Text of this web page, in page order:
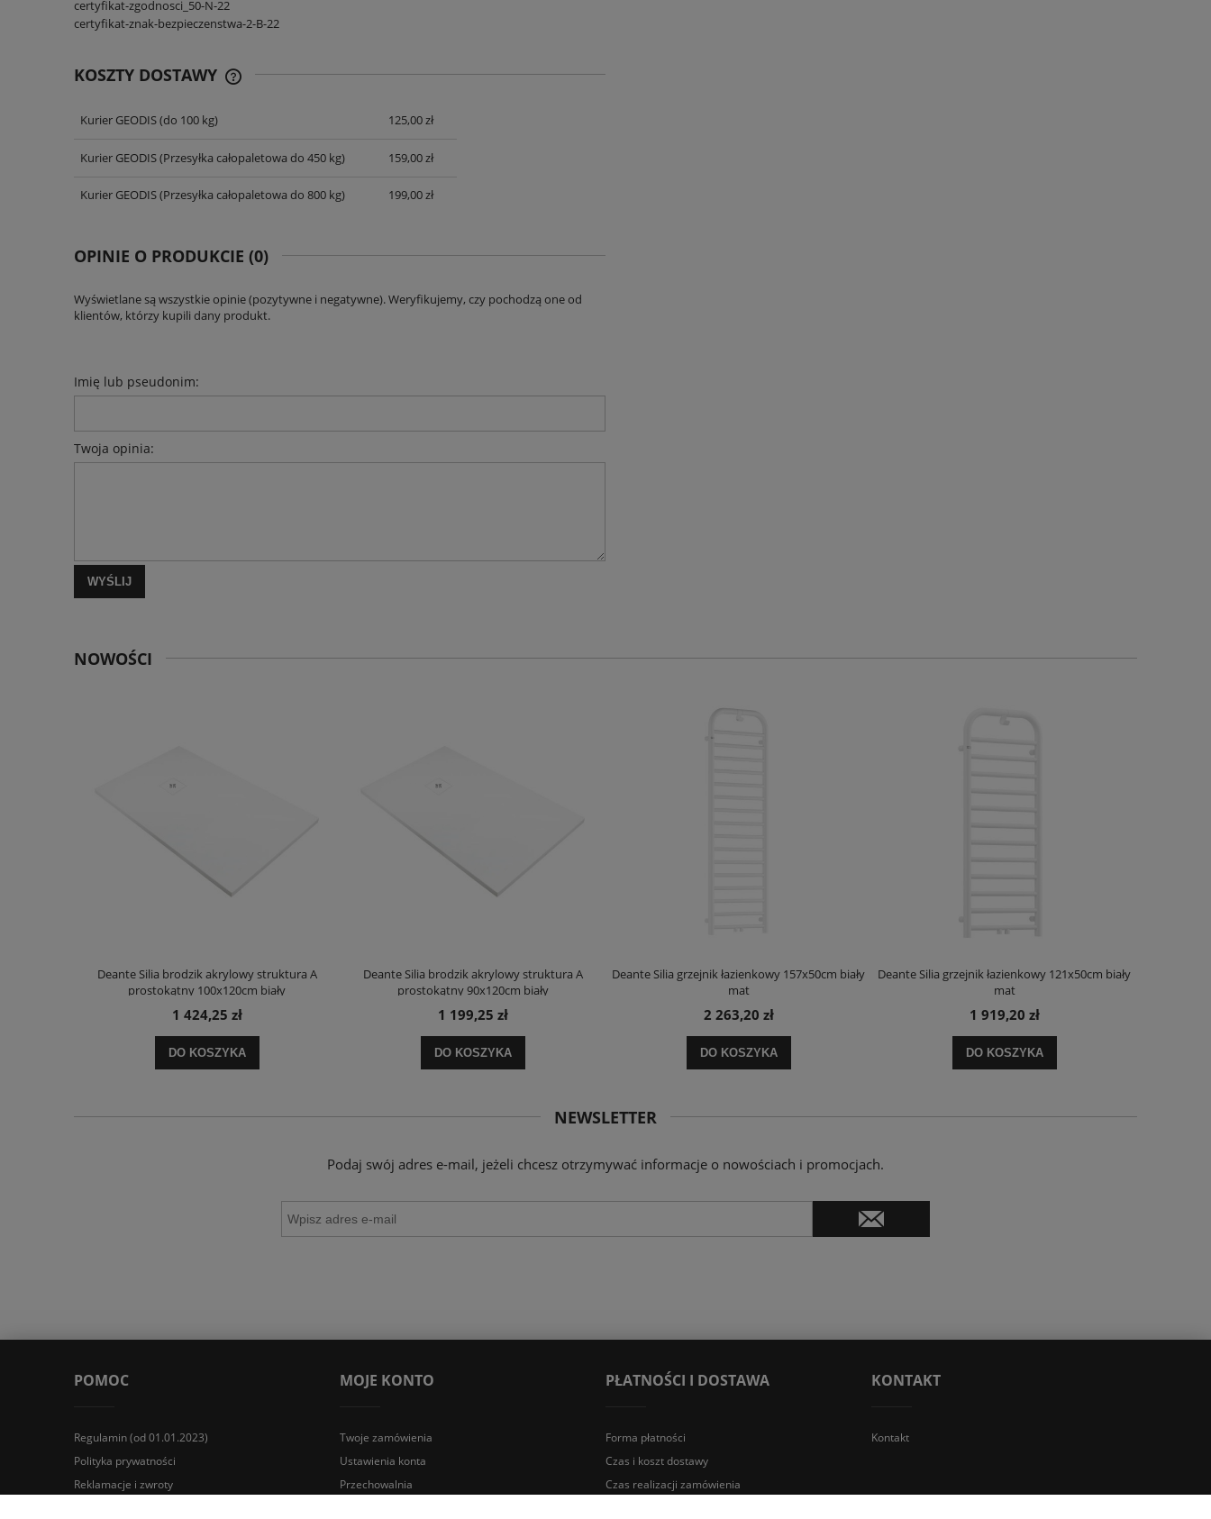
certyfikat-zgodnosci_50-N-22
certyfikat-znak-bezpieczenstwa-2-B-22
KOSZTY DOSTAWY
CENA NIE ZAWIERA EWENTUALNYCH
Kurier GEODIS(do 100 kg) 125,00 zł
Kurier GEODIS(Przesyłka całopaletowa do 450 kg) 159,00 zł
Kurier GEODIS(Przesyłka całopaletowa do 800 kg) 199,00 zł
OPINIE O PRODUKCIE (0)
Wyświetlane są wszystkie opinie (pozytywne i negatywne). Weryfikujemy, czy pochodzą one od
klientów, którzy kupili dany produkt.
Imię lub pseudonim:
Twoja opinia:
WYŚLIJ
NOWOŚCI
Deante Silia brodzik akrylowy struktura A
prostokątny 100x120cm biały
1 424,25 zł
DO KOSZYKA
Deante Silia brodzik akrylowy struktura A
prostokątny 90x120cm biały
1 199,25 zł
DO KOSZYKA
Deante Silia grzejnik łazienkowy 157x50cm biały
mat
2 263,20 zł
DO KOSZYKA
Deante Silia grzejnik łazienkowy 121x50cm biały
mat
1 919,20 zł
DO KOSZYKA
NEWSLETTER
Podaj swój adres e-mail, jeżeli chcesz otrzymywać informacje o nowościach i promocjach.
POMOC
Regulamin (od 01.01.2023)
Polityka prywatności
Reklamacje i zwroty
MOJE KONTO
Twoje zamówienia
Ustawienia konta
Przechowalnia
PŁATNOŚCI I DOSTAWA
Forma płatności
Czas i koszt dostawy
Czas realizacji zamówienia
KONTAKT
Kontakt